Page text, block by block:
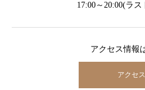
17:00～20:00(ラ
アクセス情報
アクセス